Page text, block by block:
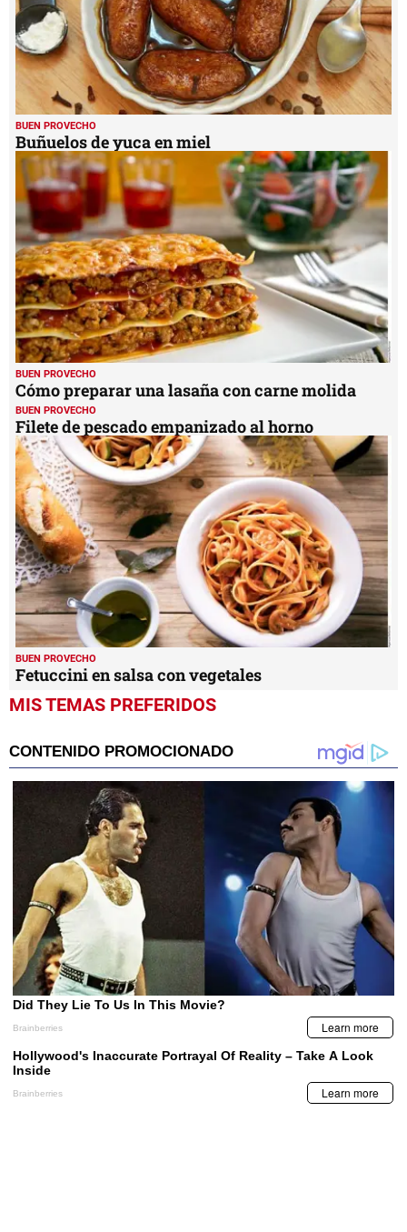
BUEN PROVECHO
Buñuelos de yuca en miel
BUEN PROVECHO
Cómo preparar una lasaña con carne molida
BUEN PROVECHO
Filete de pescado empanizado al horno
BUEN PROVECHO
Fetuccini en salsa con vegetales
MIS TEMAS PREFERIDOS